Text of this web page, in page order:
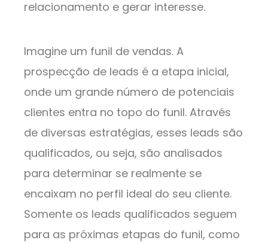
relacionamento e gerar interesse.
Imagine um funil de vendas. A
prospecção de leads é a etapa inicial,
onde um grande número de potenciais
clientes entra no topo do funil. Através
de diversas estratégias, esses leads são
qualificados, ou seja, são analisados
para determinar se realmente se
encaixam no perfil ideal do seu cliente.
Somente os leads qualificados seguem
para as próximas etapas do funil, como